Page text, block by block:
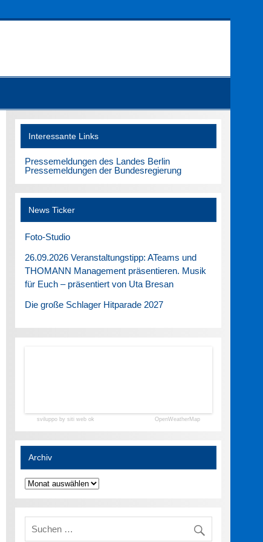
Interessante Links
Pressemeldungen des Landes Berlin
Pressemeldungen der Bundesregierung
News Ticker
Foto-Studio
26.09.2026 Veranstaltungstipp: ATeams und
THOMANN Management präsentieren. Musik
für Euch – präsentiert von Uta Bresan
Die große Schlager Hitparade 2027
sviluppo by siti web ok OpenWeatherMap
Archiv
Archiv